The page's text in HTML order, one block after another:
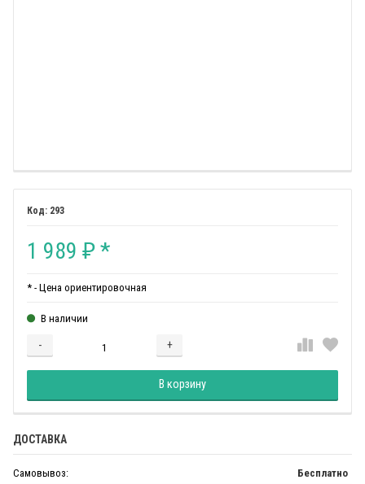
293
1 989 ₽ *
* - Цена ориентировочная
В наличии
- +
Добавляется...
В корзину
Добавлен
ДОСТАВКА
Самовывоз:
Бесплатно